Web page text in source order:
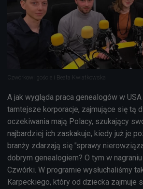
Czwórkowi goście i Beata Kwiatkowska
A jak wygląda praca genealogów w USA
tamtejsze korporacje, zajmujące się tą
oczekiwania mają Polacy, szukający
najbardziej ich zaskakuje, kiedy już je
branży zdarzają się "sprawy
dobrym genealogiem? O tym w
Czwórki. W programie wysłuchaliśmy
Karpeckiego, który od dziecka zajmuje